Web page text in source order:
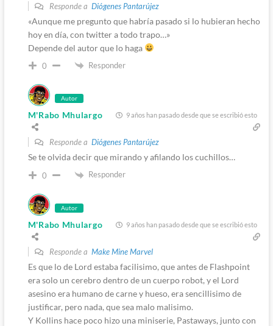
Responde a Diógenes Pantarújez
«Aunque me pregunto que habría pasado si lo hubieran hecho
hoy en día, con twitter a todo trapo…»
Depende del autor que lo haga
0 Responder
Autor
M'Rabo Mhulargo 9 años han pasado desde que se escribió esto
Responde a Diógenes Pantarújez
Se te olvida decir que mirando y afilando los cuchillos…
0 Responder
Autor
M'Rabo Mhulargo 9 años han pasado desde que se escribió esto
Responde a Make Mine Marvel
Es que lo de Lord estaba facilisimo, que antes de Flashpoint
era solo un cerebro dentro de un cuerpo robot, y el Lord
asesino era humano de carne y hueso, era sencillisimo de
justificar, pero nada, que sea malo malisimo.
Y Kollins hace poco hizo una miniserie, Pastaways, junto con